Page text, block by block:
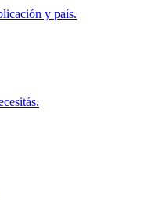
y país.